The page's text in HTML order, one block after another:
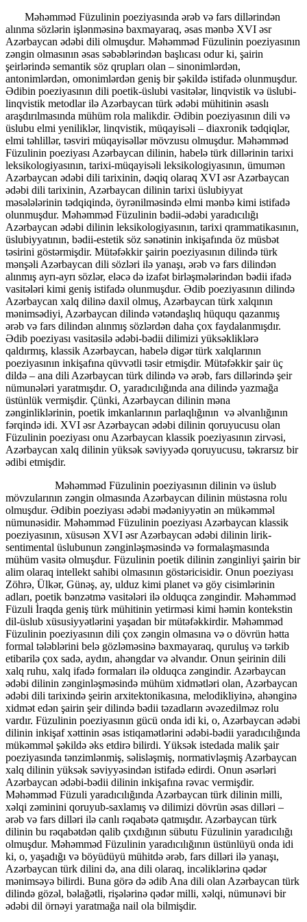
Məhəmməd Füzulinin poeziyasında ərəb və fars dillərindən
alınma sözlərin işlənməsinə baxmayaraq, əsas mənbə XVI əsr
Azərbaycan ədəbi dili olmuşdur. Məhəmməd Füzulinin poeziyasının
zəngin olmasının əsas səbəblərindən başlıcası odur ki, şairin
şeirlərində semantik söz qrupları olan – sinonimlərdən,
antonimlərdən, omonimlərdən geniş bir şəkildə istifadə olunmuşdur.
Ədibin poeziyasının dili poetik-üslubi vasitələr, linqvistik və üslubi-
linqvistik metodlar ilə Azərbaycan türk ədəbi mühitinin əsaslı
araşdırılmasında mühüm rola malikdir. Ədibin poeziyasının dili və
üslubu elmi yeniliklər, linqvistik, müqayisəli – diaxronik tədqiqlər,
elmi təhlillər, təsviri müqayisəllər mövzusu olmuşdur. Məhəmməd
Füzulinin poeziyası Azərbaycan dilinin, habelə türk dillərinin tarixi
leksikologiyasının, tarixi-müqayisəli leksikologiyasının, ümumən
Azərbaycan ədəbi dili tarixinin, dəqiq olaraq XVI əsr Azərbaycan
ədəbi dili tarixinin, Azərbaycan dilinin tarixi üslubiyyat
məsələlərinin tədqiqində, öyrənilməsində elmi mənbə kimi istifadə
olunmuşdur. Məhəmməd Füzulinin bədii-ədəbi yaradıcılığı
Azərbaycan ədəbi dilinin leksikologiyasının, tarixi qrammatikasının,
üslubiyyatının, bədii-estetik söz sənətinin inkişafında öz müsbət
təsirini göstərmişdir. Mütəfəkkir şairin poeziyasının dilində türk
mənşəli Azərbaycan dili sözləri ilə yanaşı, ərəb və fars dilindən
alınmış ayrı-ayrı sözlər, eləcə də izafət birləşmələrindən bədii ifadə
vasitələri kimi geniş istifadə olunmuşdur. Ədib poeziyasının dilində
Azərbaycan xalq dilinə daxil olmuş, Azərbaycan türk xalqının
mənimsədiyi, Azərbaycan dilində vətəndaşlıq hüququ qazanmış
ərəb və fars dilindən alınmış sözlərdən daha çox faydalanmışdır.
Ədib poeziyası vasitəsilə ədəbi-bədii dilimizi yüksəkliklərə
qaldırmış, klassik Azərbaycan, habelə digər türk xalqlarının
poeziyasının inkişafına qüvvətli təsir etmişdir. Mütəfəkkir şair üç
dildə – ana dili Azərbaycan türk dilində və ərəb, fars dillərində şeir
nümunələri yaratmışdır. O, yaradıcılığında ana dilində yazmağa
üstünlük vermişdir. Çünki, Azərbaycan dilinin məna
zənginliklərinin, poetik imkanlarının parlaqlığının və əlvanlığının
fərqində idi. XVI əsr Azərbaycan ədəbi dilinin qoruyucusu olan
Füzulinin poeziyası onu Azərbaycan klassik poeziyasının zirvəsi,
Azərbaycan xalq dilinin yüksək səviyyədə qoruyucusu, təkrarsız bir
ədibi etmişdir.
Məhəmməd Füzulinin poeziyasının dilinin və üslub
mövzularının zəngin olmasında Azərbaycan dilinin müstəsna rolu
olmuşdur. Ədibin poeziyası ədəbi mədəniyyətin ən mükəmməl
nümunəsidir. Məhəmməd Füzulinin poeziyası Azərbaycan klassik
poeziyasının, xüsusən XVI əsr Azərbaycan ədəbi dilinin lirik-
sentimental üslubunun zənginləşməsində və formalaşmasında
mühüm vasitə olmuşdur. Füzulinin poetik dilinin zənginliyi şairin bir
alim olaraq intellekt sahibi olmasının göstəricisidir. Onun poeziyası
Zöhrə, Ülkər, Günəş, ay, ulduz kimi planet və göy cisimlərinin
adları, poetik bənzətmə vasitələri ilə olduqca zəngindir. Məhəmməd
Füzuli İraqda geniş türk mühitinin yetirməsi kimi həmin kontekstin
dil-üslub xüsusiyyətlərini yaşadan bir mütəfəkkirdir. Məhəmməd
Füzulinin poeziyasının dili çox zəngin olmasına və o dövrün hətta
formal tələblərini belə gözləməsinə baxmayaraq, quruluş və tərkib
etibarilə çox sadə, aydın, ahəngdar və əlvandır. Onun şeirinin dili
xalq ruhu, xalq ifadə formaları ilə olduqca zəngindir. Azərbaycan
ədəbi dilinin zənginləşməsində mühüm xidmətləri olan, Azərbaycan
ədəbi dili tarixində şeirin arxitektonikasına, melodikliyinə, ahənginə
xidmət edən şairin şeir dilində bədii təzadların əvəzedilməz rolu
vardır. Füzulinin poeziyasının gücü onda idi ki, o, Azərbaycan ədəbi
dilinin inkişaf xəttinin əsas istiqamətlərini ədəbi-bədii yaradıcılığında
mükəmməl şəkildə əks etdirə bilirdi. Yüksək istedada malik şair
poeziyasında tənzimlənmiş, səlisləşmiş, normativləşmiş Azərbaycan
xalq dilinin yüksək səviyyəsindən istifadə edirdi. Onun əsərləri
Azərbaycan ədəbi-bədii dilinin inkişafına rəvac vermişdir.
Məhəmməd Füzuli yaradıcılığında Azərbaycan türk dilinin milli,
xəlqi zəminini qoruyub-saxlamış və dilimizi dövrün əsas dilləri –
ərəb və fars dilləri ilə canlı rəqabətə qatmışdır. Azərbaycan türk
dilinin bu rəqabətdən qalib çıxdığının sübutu Füzulinin yaradıcılığı
olmuşdur. Məhəmməd Füzulinin yaradıcılığının üstünlüyü onda idi
ki, o, yaşadığı və böyüdüyü mühitdə ərəb, fars dilləri ilə yanaşı,
Azərbaycan türk dilini də, ana dili olaraq, incəliklərinə qədər
mənimsəyə bilirdi. Buna görə də ədib Ana dili olan Azərbaycan türk
dilində gözəl, bəlağətli, rişələrinə qədər milli, xəlqi, nümunəvi bir
ədəbi dil örnəyi yaratmağa nail ola bilmişdir.